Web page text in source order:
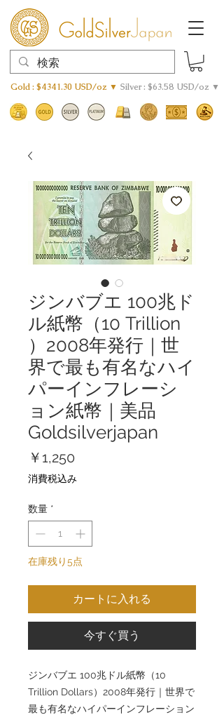
Gold : $4341.30 USD/oz ▼ Silver : $63.58 USD/oz ▼
ジンバブエ 100兆ド
ル紙幣（10 Trillion
）2008年発行｜世
界で最も有名なハイ
パーインフレーシ
ョン紙幣｜美品
Goldsilverjapan
￥1,250
格
消費税込み
数量 *
在庫残り5点
カートに入れる
今すぐ買う
ジンバブエ 100兆ドル紙幣（10
Trillion Dollars）2008年発行｜世界で
最も有名なハイパーインフレーション